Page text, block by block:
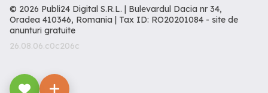
© 2026 Publi24 Digital S.R.L. | Bulevardul Dacia nr 34,
Oradea 410346, Romania | Tax ID: RO20201084 - site de
anunturi gratuite
26.08.06.c0c206c